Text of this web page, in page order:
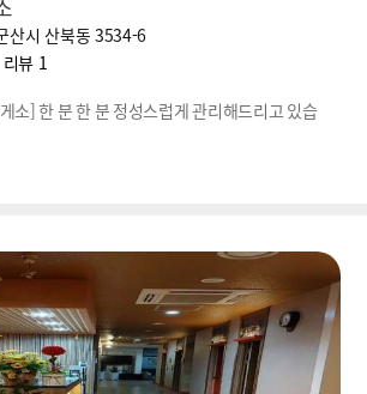
산시 산북동 3534-6
리뷰 1
소] 한 분 한 분 정성스럽게 관리해드리고 있습